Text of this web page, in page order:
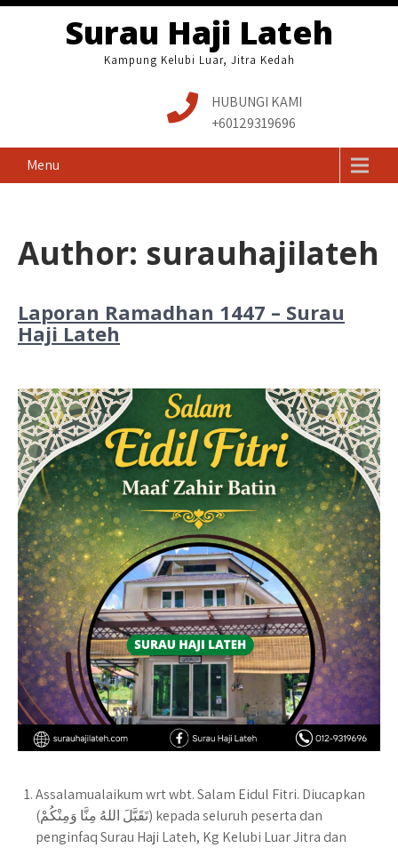
Skip
Surau Haji Lateh
Kampung Kelubi Luar, Jitra Kedah
HUBUNGI KAMI
+60129319696
Menu
Author: surauhajilateh
Laporan Ramadhan 1447 – Surau
Haji Lateh
Assalamualaikum wrt wbt. Salam Eidul Fitri. Diucapkan
(تَقَبَّلَ اللهُ مِنَّا وَمِنْكُمْ) kepada seluruh peserta dan
penginfaq Surau Haji Lateh, Kg Kelubi Luar Jitra dan